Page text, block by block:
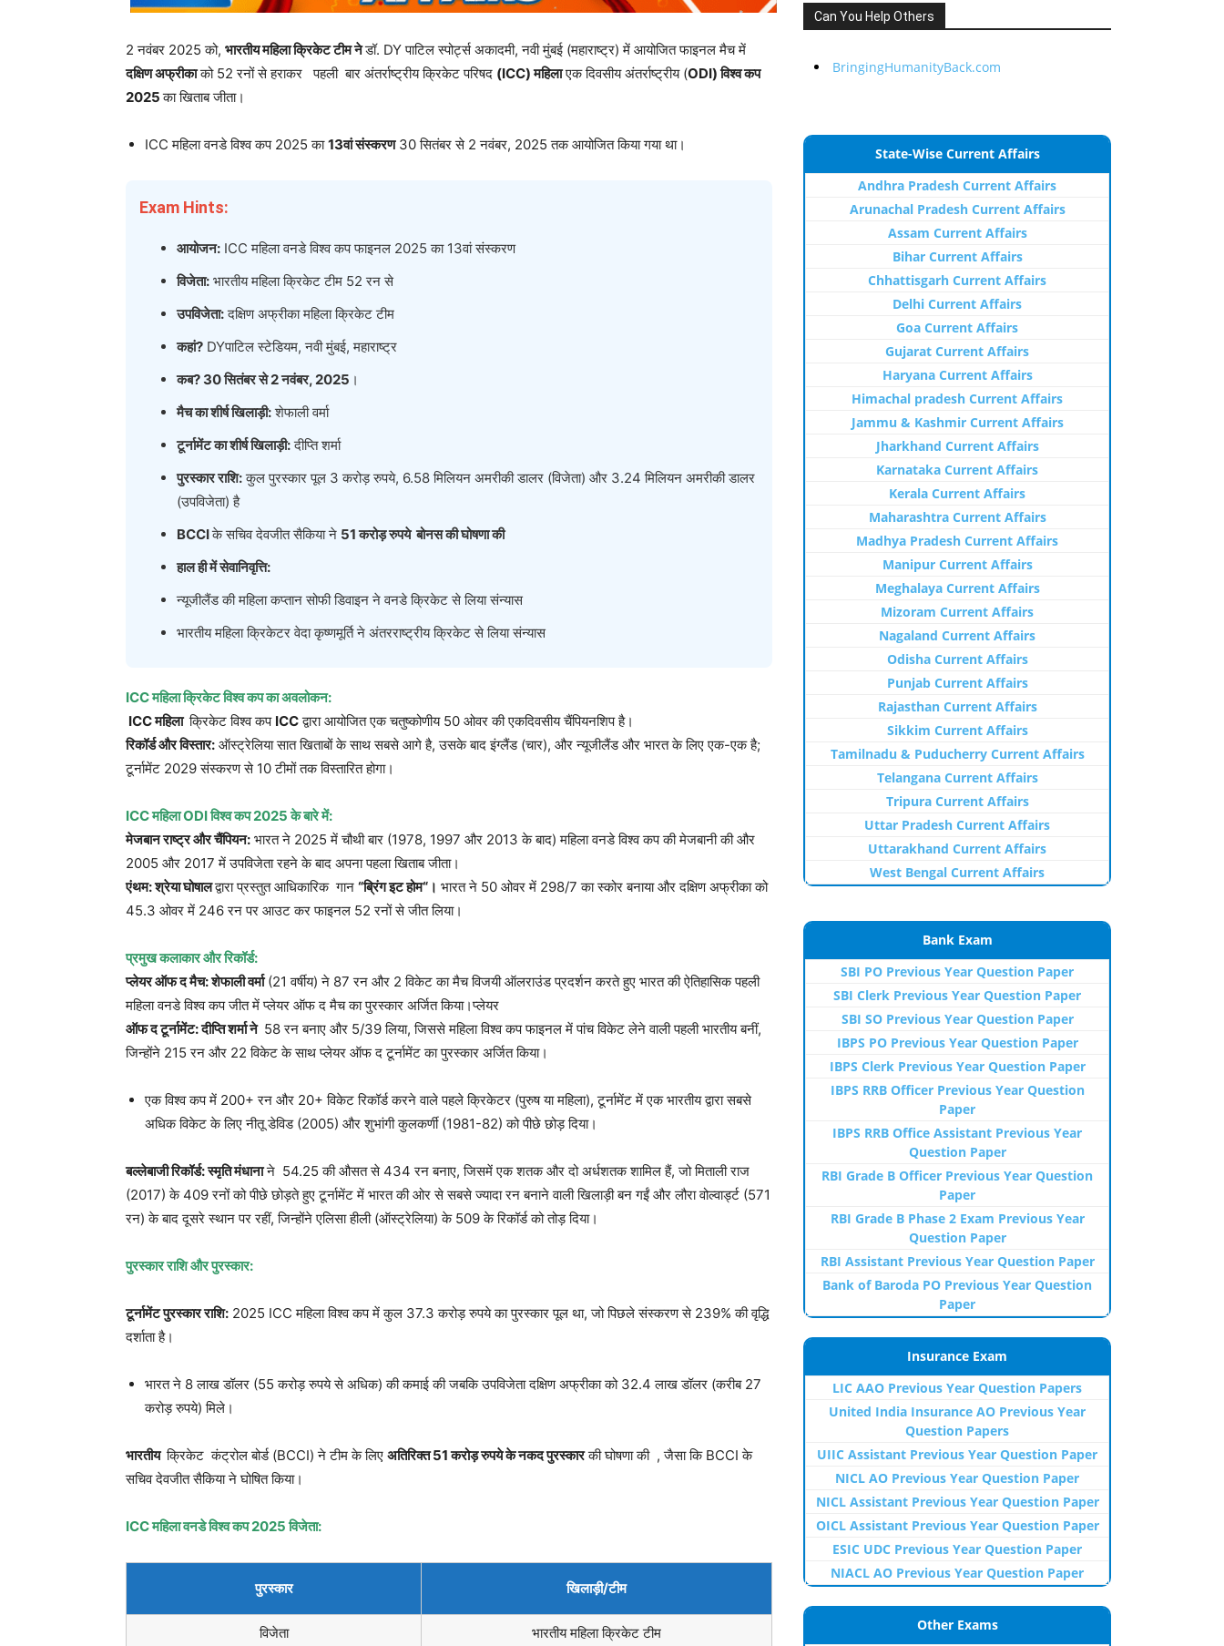
2 नवंबर 2025 को, भारतीय महिला क्रिकेट टीम नेडॉ. DY पाटिल स्पोर्ट्स अकादमी, नवी मुंबई (महाराष्ट्र) में आयोजित फाइनल मैच में
दक्षिण अफ्रीकाको 52 रनों से हराकर पहली बार अंतर्राष्ट्रीय क्रिकेट परिषद (ICC)महिलाएक दिवसीय अंतर्राष्ट्रीय (ODI)विश्व कप
2025का खिताब जीता।
ICC महिला वनडे विश्व कप 2025 का13वां संस्करण30 सितंबर से 2 नवंबर, 2025 तक आयोजित किया गया था।
Exam Hints:
आयोजन: ICC महिला वनडे विश्व कप फाइनल 2025 का 13वां संस्करण
विजेता: भारतीय महिला क्रिकेट टीम 52 रन से
उपविजेता:दक्षिण अफ्रीका महिला क्रिकेट टीम
कहां? DYपाटिल स्टेडियम, नवी मुंबई, महाराष्ट्र
कब? 30सितंबर से2नवंबर, 2025 ।
मैच का शीर्ष खिलाड़ी:शेफाली वर्मा
टूर्नामेंट का शीर्ष खिलाड़ी:दीप्ति शर्मा
पुरस्कार राशि:कुल पुरस्कार पूल 3 करोड़ रुपये, 6.58 मिलियन अमरीकी डालर (विजेता) और 3.24 मिलियन अमरीकी डालर
(उपविजेता) है
BCCIके सचिव देवजीत सैकिया ने 51करोड़ रुपये बोनस की घोषणा की
हाल ही में सेवानिवृत्ति:
न्यूजीलैंड की महिला कप्तान सोफी डिवाइन ने वनडे क्रिकेट से लिया संन्यास
भारतीय महिला क्रिकेटर वेदा कृष्णमूर्ति ने अंतरराष्ट्रीय क्रिकेट से लिया संन्यास
ICCमहिला क्रिकेट विश्व कप का अवलोकन:
ICCमहिला क्रिकेट विश्व कप ICCद्वारा आयोजित एक चतुष्कोणीय 50 ओवर की एकदिवसीय चैंपियनशिप है।
रिकॉर्ड और विस्तार: ऑस्ट्रेलिया सात खिताबों के साथ सबसे आगे है, उसके बाद इंग्लैंड (चार), और न्यूजीलैंड और भारत के लिए एक-एक है;
टूर्नामेंट 2029 संस्करण से 10 टीमों तक विस्तारित होगा।
ICCमहिलाODIविश्व कप2025के बारे में:
मेजबान राष्ट्र और चैंपियन: भारत ने 2025 में चौथी बार (1978, 1997 और 2013 के बाद) महिला वनडे विश्व कप की मेजबानी की और
2005 और 2017 में उपविजेता रहने के बाद अपना पहला खिताब जीता।
एंथम:श्रेया घोषालद्वारा प्रस्तुत आधिकारिक गान “ब्रिंग इट होम“ । भारत ने 50 ओवर में 298/7 का स्कोर बनाया और दक्षिण अफ्रीका को
45.3 ओवर में 246 रन पर आउट कर फाइनल 52 रनों से जीत लिया।
प्रमुख कलाकार और रिकॉर्ड:
प्लेयर ऑफ द मैच:शेफाली वर्मा(21 वर्षीय) ने 87 रन और 2 विकेट का मैच विजयी ऑलराउंड प्रदर्शन करते हुए भारत की ऐतिहासिक पहली
महिला वनडे विश्व कप जीत में प्लेयर ऑफ द मैच का पुरस्कार अर्जित किया।प्लेयर
ऑफ द टूर्नामेंट:दीप्ति शर्मा ने 58 रन बनाए और 5/39 लिया, जिससे महिला विश्व कप फाइनल में पांच विकेट लेने वाली पहली भारतीय बनीं,
जिन्होंने 215 रन और 22 विकेट के साथ प्लेयर ऑफ द टूर्नामेंट का पुरस्कार अर्जित किया।
एक विश्व कप में 200+ रन और 20+ विकेट रिकॉर्ड करने वाले पहले क्रिकेटर (पुरुष या महिला), टूर्नामेंट में एक भारतीय द्वारा सबसे
अधिक विकेट के लिए नीतू डेविड (2005) और शुभांगी कुलकर्णी (1981-82) को पीछे छोड़ दिया।
बल्लेबाजी रिकॉर्ड:स्मृति मंधानाने 54.25 की औसत से 434 रन बनाए, जिसमें एक शतक और दो अर्धशतक शामिल हैं, जो मिताली राज
(2017) के 409 रनों को पीछे छोड़ते हुए टूर्नामेंट में भारत की ओर से सबसे ज्यादा रन बनाने वाली खिलाड़ी बन गईं और लौरा वोल्वार्ड्ट (571
रन) के बाद दूसरे स्थान पर रहीं, जिन्होंने एलिसा हीली (ऑस्ट्रेलिया) के 509 के रिकॉर्ड को तोड़ दिया।
पुरस्कार राशि और पुरस्कार:
टूर्नामेंट पुरस्कार राशि: 2025 ICC महिला विश्व कप में कुल 37.3 करोड़ रुपये का पुरस्कार पूल था, जो पिछले संस्करण से 239% की वृद्धि
दर्शाता है।
भारत ने 8 लाख डॉलर (55 करोड़ रुपये से अधिक) की कमाई की जबकि उपविजेता दक्षिण अफ्रीका को 32.4 लाख डॉलर (करीब 27
करोड़ रुपये) मिले।
भारतीय क्रिकेट कंट्रोल बोर्ड (BCCI) ने टीम के लिए अतिरिक्त51करोड़ रुपये के नकद पुरस्कारकी घोषणा की , जैसा कि BCCI के
सचिव देवजीत सैकिया ने घोषित किया।
ICCमहिला वनडे विश्व कप2025विजेता:
पुरस्कार खिलाड़ी/टीम
विजेता भारतीय महिला क्रिकेट टीम
Can You Help Others
BringingHumanityBack.com
State-Wise Current Affairs
Andhra Pradesh Current Affairs
Arunachal Pradesh Current Affairs
Assam Current Affairs
Bihar Current Affairs
Chhattisgarh Current Affairs
Delhi Current Affairs
Goa Current Affairs
Gujarat Current Affairs
Haryana Current Affairs
Himachal pradesh Current Affairs
Jammu & Kashmir Current Affairs
Jharkhand Current Affairs
Karnataka Current Affairs
Kerala Current Affairs
Maharashtra Current Affairs
Madhya Pradesh Current Affairs
Manipur Current Affairs
Meghalaya Current Affairs
Mizoram Current Affairs
Nagaland Current Affairs
Odisha Current Affairs
Punjab Current Affairs
Rajasthan Current Affairs
Sikkim Current Affairs
Tamilnadu & Puducherry Current Affairs
Telangana Current Affairs
Tripura Current Affairs
Uttar Pradesh Current Affairs
Uttarakhand Current Affairs
West Bengal Current Affairs
Bank Exam
SBI PO Previous Year Question Paper
SBI Clerk Previous Year Question Paper
SBI SO Previous Year Question Paper
IBPS PO Previous Year Question Paper
IBPS Clerk Previous Year Question Paper
IBPS RRB Officer Previous Year Question
Paper
IBPS RRB Office Assistant Previous Year
Question Paper
RBI Grade B Officer Previous Year Question
Paper
RBI Grade B Phase 2 Exam Previous Year
Question Paper
RBI Assistant Previous Year Question Paper
Bank of Baroda PO Previous Year Question
Paper
Insurance Exam
LIC AAO Previous Year Question Papers
United India Insurance AO Previous Year
Question Papers
UIIC Assistant Previous Year Question Paper
NICL AO Previous Year Question Paper
NICL Assistant Previous Year Question Paper
OICL Assistant Previous Year Question Paper
ESIC UDC Previous Year Question Paper
NIACL AO Previous Year Question Paper
Other Exams